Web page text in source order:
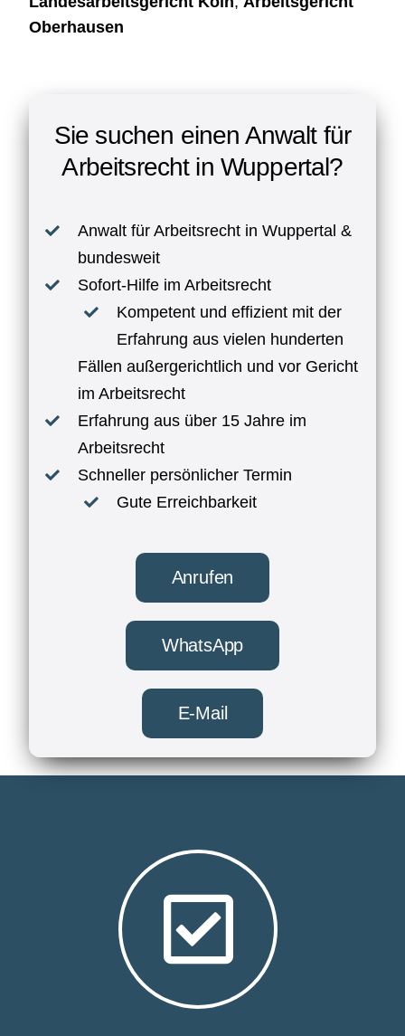
Oberhausen
Sie suchen einen Anwalt für
Arbeitsrecht in Wuppertal?
Anwalt für Arbeitsrecht in Wuppertal &
bundesweit
Sofort-Hilfe im Arbeitsrecht
Kompetent und effizient mit der
Erfahrung aus vielen hunderten
Fällen außergerichtlich und vor Gericht
im Arbeitsrecht
Erfahrung aus über 15 Jahre im
Arbeitsrecht
Schneller persönlicher Termin
Gute Erreichbarkeit
Anrufen
WhatsApp
E-Mail